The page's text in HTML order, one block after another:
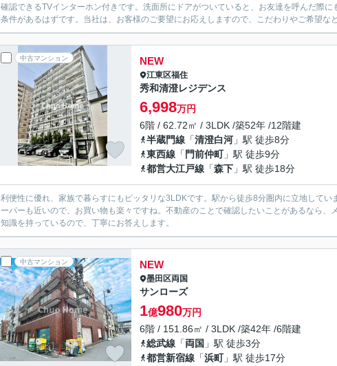
確認できるTVインターホン付きです。洗面所にドアがついていると、お友達を呼んだ際
条件があるはずです。当社は、お客様のご要望にお応えしますので、こだわりやご希望な
中古マンション NEW
江東区福住
秀和清澄レジデンス
6,998万円
6階 / 62.72㎡ / 3LDK /築52年 /12階建
半蔵門線 「清澄白河 」駅 徒歩8分
東西線 「 門前仲町」駅 徒歩9分
都営大江戸線 「森下 」駅 徒歩18分
利便性に優れ、家族で暮らすにもピッタリな3LDKです。駅から徒歩8分圏内に立地して
ーパーも近いので、お買い物も楽々ですね。不動産のことで確認したいことがあるなら、
知識を持っているので、丁寧にお答えします。
中古マンション NEW
墨田区両国
サンローズ
1億980万円
6階 / 151.86㎡ / 3LDK /築42年 /6階建
総武線 「両国 」駅 徒歩3分
都営新宿線 「浜町」駅 徒歩17分